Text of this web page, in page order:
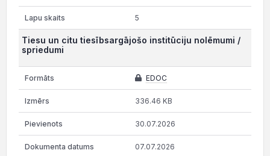
5
Tiesu un citu tiesībsargājošo institūciju nolēmumi /
spriedumi
EDOC
336.46 KB
30.07.2026
07.07.2026